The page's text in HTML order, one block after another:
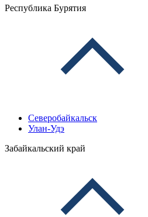
Республика Бурятия
Северобайкальск
Улан-Удэ
Забайкальский край